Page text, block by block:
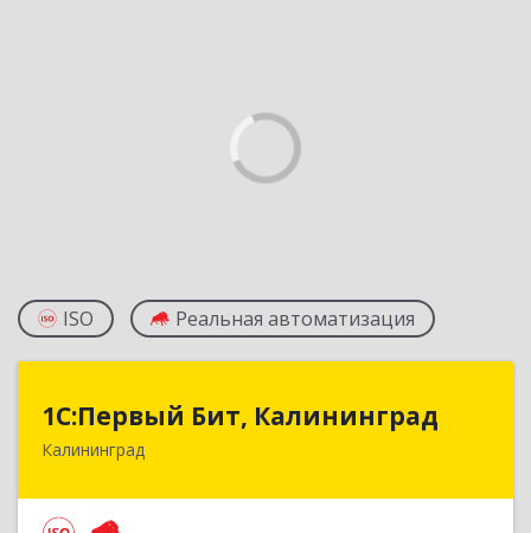
ISO Реальная автоматизация
1С:Первый Бит, Калининград
Калининград
1С:Первый Бит, Калининград
236006, Калининградская обл, Калининград г,